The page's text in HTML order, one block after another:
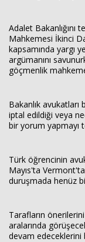
Adalet
Mahkemesi İkinci
kapsamında yargı
argümanını
göçmenlik
Bakanlık
iptal edildiği veya
bir yorum yapmayı
Türk öğrencinin
Mayıs'ta
duruşmada henüz
Tarafların
aralarında
devam edeceklerini